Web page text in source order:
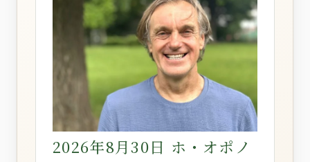
2026年8月30日 ホ・オポノ